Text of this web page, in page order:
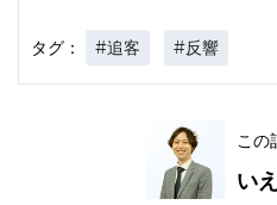
タグ： #追客 #反響
この
い